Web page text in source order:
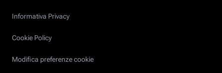
Informativa Privacy
Cookie Policy
Modifica preferenze cookie